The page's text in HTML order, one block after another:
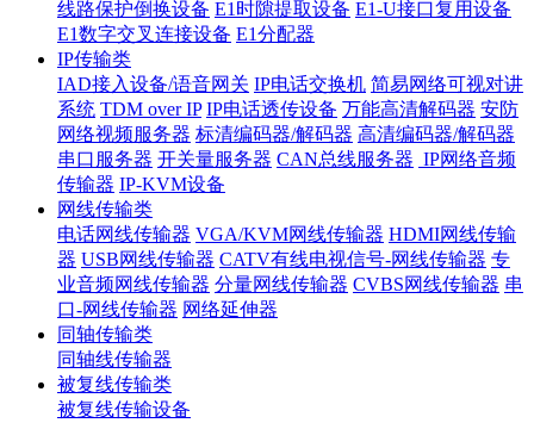
线路保护倒换设备 E1时隙提取设备 E1-U接口复用设备
E1数字交叉连接设备 E1分配器
IP传输类
IAD接入设备/语音网关 IP电话交换机 简易网络可视对讲
系统 TDM over IP IP电话透传设备 万能高清解码器 安防
网络视频服务器 标清编码器/解码器 高清编码器/解码器
串口服务器 开关量服务器 CAN总线服务器 IP网络音频
传输器 IP-KVM设备
网线传输类
电话网线传输器 VGA/KVM网线传输器 HDMI网线传输
器 USB网线传输器 CATV有线电视信号-网线传输器 专
业音频网线传输器 分量网线传输器 CVBS网线传输器 串
口-网线传输器 网络延伸器
同轴传输类
同轴线传输器
被复线传输类
被复线传输设备